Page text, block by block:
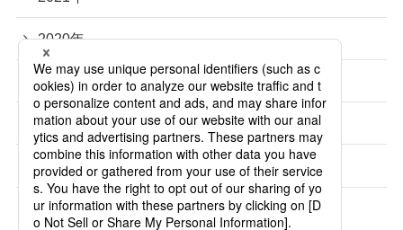
2020年
2019年
2018年
2017年